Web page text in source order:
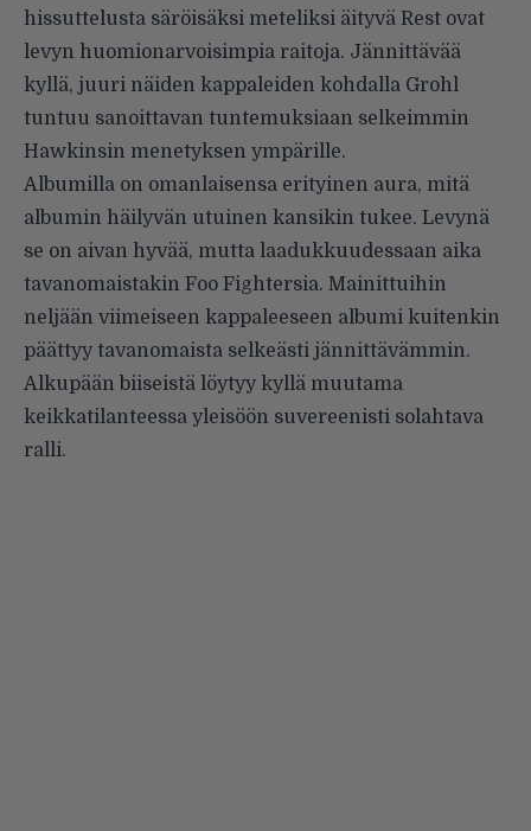
hissuttelusta säröisäksi meteliksi äityvä Rest ovat
levyn huomionarvoisimpia raitoja. Jännittävää
kyllä, juuri näiden kappaleiden kohdalla Grohl
tuntuu sanoittavan tuntemuksiaan selkeimmin
Hawkinsin menetyksen ympärille.
Albumilla on omanlaisensa erityinen aura, mitä
albumin häilyvän utuinen kansikin tukee. Levynä
se on aivan hyvää, mutta laadukkuudessaan aika
tavanomaistakin Foo Fightersia. Mainittuihin
neljään viimeiseen kappaleeseen albumi kuitenkin
päättyy tavanomaista selkeästi jännittävämmin.
Alkupään biiseistä löytyy kyllä muutama
keikkatilanteessa yleisöön suvereenisti solahtava
ralli.